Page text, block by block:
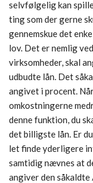
selvfølgelig kan
ting som der gerne
gennemskue det
lov. Det er nemlig
virksomheder, skal
udbudte lån. Det
angivet i procent.
omkostningerne
denne funktion, du
det billigste lån. Er
let finde yderligere
samtidig nævnes at
angiver den såkaldte